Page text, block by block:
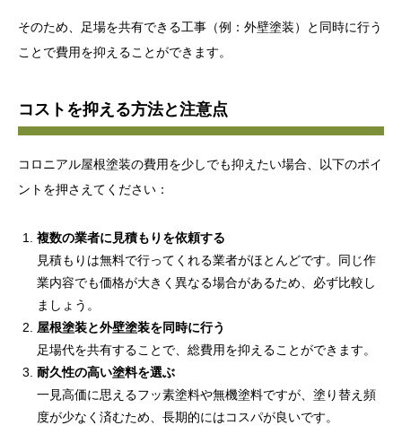
そのため、足場を共有できる工事（例：外壁塗装）と同時に行う
ことで費用を抑えることができます。
コストを抑える方法と注意点
コロニアル屋根塗装の費用を少しでも抑えたい場合、以下のポイ
ントを押さえてください：
複数の業者に見積もりを依頼する
見積もりは無料で行ってくれる業者がほとんどです。同じ作
業内容でも価格が大きく異なる場合があるため、必ず比較し
ましょう。
屋根塗装と外壁塗装を同時に行う
足場代を共有することで、総費用を抑えることができます。
耐久性の高い塗料を選ぶ
一見高価に思えるフッ素塗料や無機塗料ですが、塗り替え頻
度が少なく済むため、長期的にはコスパが良いです。